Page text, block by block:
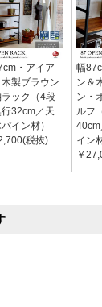
・アイア
木製ブラウン
ック（4段
行32cm／天
イン材）
税抜)
幅
ン＆
ン・
ルフ
40cm
イン
￥